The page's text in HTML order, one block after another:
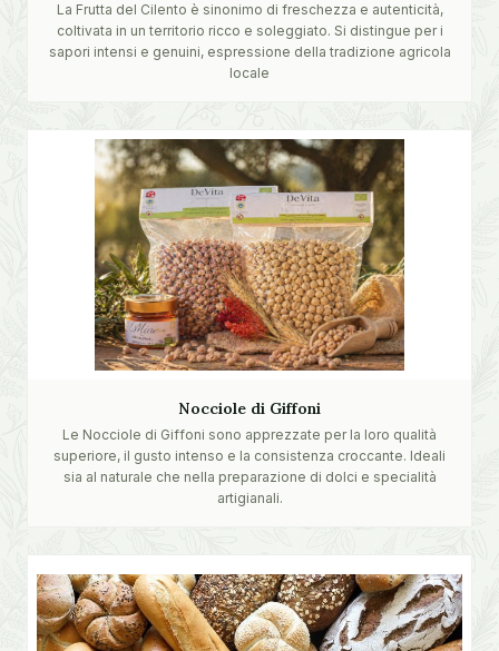
La Frutta del Cilento è sinonimo di freschezza e autenticità,
coltivata in un territorio ricco e soleggiato. Si distingue per i
sapori intensi e genuini, espressione della tradizione agricola
locale
Nocciole di Giffoni
Le Nocciole di Giffoni sono apprezzate per la loro qualità
superiore, il gusto intenso e la consistenza croccante. Ideali
sia al naturale che nella preparazione di dolci e specialità
artigianali.